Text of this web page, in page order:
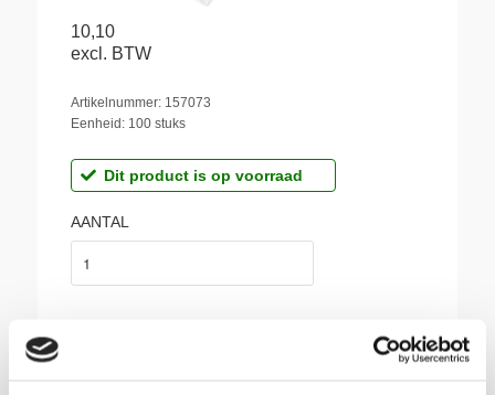
10,10
excl. BTW
Artikelnummer: 157073
Eenheid: 100 stuks
Dit product is op voorraad
AANTAL